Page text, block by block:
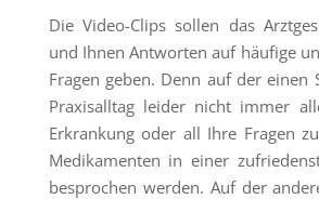
Die Video-Clips sollen das
und Ihnen Antworten auf häufige
Fragen geben. Denn auf der einen
Praxisalltag leider nicht immer
Erkrankung oder all Ihre Fragen
Medikamenten in einer
besprochen werden. Auf der